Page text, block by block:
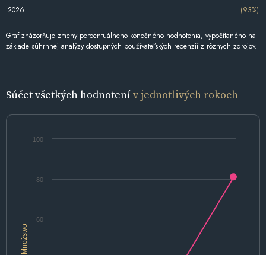
2026
(93%)
Graf znázorňuje zmeny percentuálneho konečného hodnotenia, vypočítaného na
základe súhrnnej analýzy dostupných používateľských recenzií z rôznych zdrojov.
Súčet všetkých hodnotenív jednotlivých rokoch
Množstvo
60
80
100